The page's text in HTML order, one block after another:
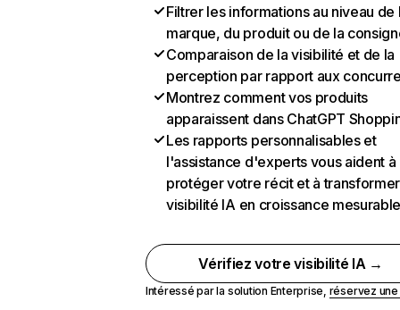
Filtrer les informations au niveau de
marque, du produit ou de la
Comparaison de la visibilité et de la
perception par rapport aux
Montrez comment vos produits
apparaissent dans ChatGPT
Les rapports personnalisables et
l'assistance d'experts vous aident à
protéger votre récit et à
visibilité IA en croissance
Vérifiez votre visibilité IA →
Intéressé par la solution Enterprise, réservez